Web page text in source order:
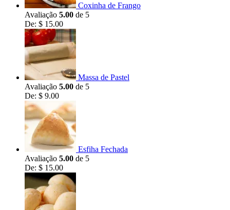
Coxinha de Frango
Avaliação 5.00 de 5
De: $ 15.00
Massa de Pastel
Avaliação 5.00 de 5
De: $ 9.00
Esfiha Fechada
Avaliação 5.00 de 5
De: $ 15.00